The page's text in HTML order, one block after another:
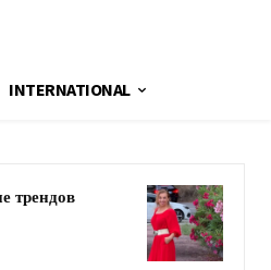
INTERNATIONAL
трендов